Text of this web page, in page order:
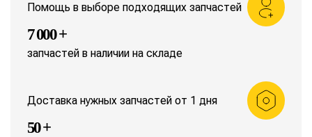
Помощь в выборе подходящих запчастей
7 000 +
запчастей в наличии на складе
Доставка нужных запчастей от 1 дня
50 +